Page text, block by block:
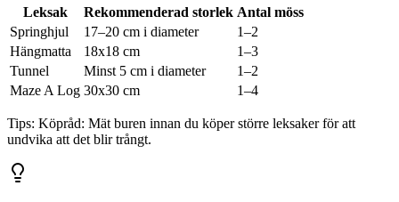
Leksak Rekommenderad storlek Antal möss
Springhjul
17–20 cm i diameter
1–2
Hängmatta
18x18 cm
1–3
Tunnel
Minst 5 cm i diameter
1–2
Maze A Log 30x30 cm 1–4
Tips: Köpråd: Mät buren innan du köper större leksaker för att
undvika att det blir trångt.